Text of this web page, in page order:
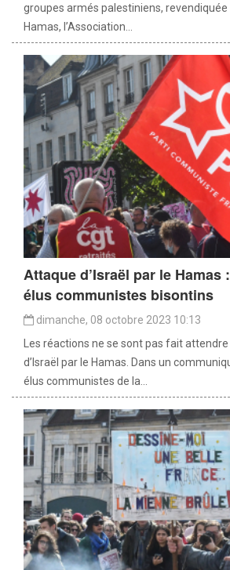
groupes armés palestiniens,
Hamas, l’Association...
Attaque d’Israël par le Hamas
élus communistes bisontins
dimanche, 08 octobre 2023 10:13
Les réactions ne se sont pas fait
d’Israël par le Hamas. Dans un
élus communistes de la...